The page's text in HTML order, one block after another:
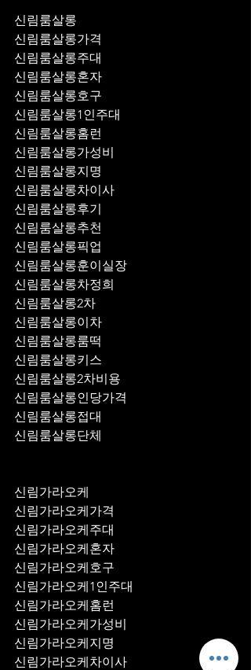
신림룸살롱
신림룸살롱가격
신림룸살롱주대
신림룸살롱혼자
신림룸살롱호구
신림룸살롱1인주대
신림룸살롱홈런
신림룸살롱가성비
신림룸살롱지명
신림룸살롱차이사
신림룸살롱후기
신림룸살롱추천
신림룸살롱훈이실장
신림룸살롱차정희
신림룸살롱2차
신림룸살롱이차
신림룸살롱룸떡
신림룸살롱키스
신림룸살롱2차비용
신림룸살롱인당가격
신림룸살롱접대
신림룸살롱단체
신림가라오케
신림가라오케가격
신림가라오케주대
신림가라오케혼자
신림가라오케호구
신림가라오케1인주대
신림가라오케홈런
신림가라오케가성비
신림가라오케지명
신림가라오케차이사